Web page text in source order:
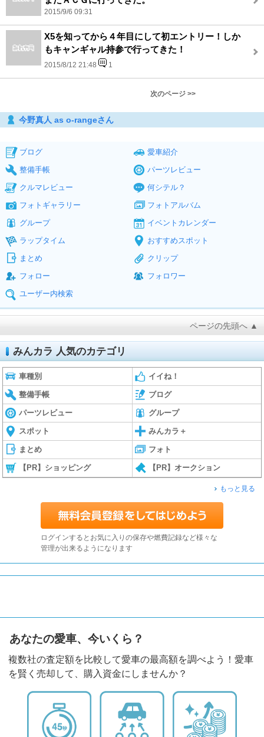
2015/9/6 09:31
X5を知ってから４年目にして初エントリー！しか
もキャンギャル持参で行ってきた！
2015/8/12 21:48 1
次のページ >>
今野真人 as o-rangeさん
ブログ
愛車紹介
整備手帳
パーツレビュー
クルマレビュー
何シテル？
フォトギャラリー
フォトアルバム
グループ
イベントカレンダー
ラップタイム
おすすめスポット
まとめ
クリップ
フォロー
フォロワー
ユーザー内検索
ページの先頭へ ▲
みんカラ 人気のカテゴリ
車種別 イイね！
整備手帳 ブログ
パーツレビュー グループ
スポット みんカラ＋
まとめ フォト
【PR】ショッピング 【PR】オークション
もっと見る
ログインするとお気に入りの保存や燃費記録など様々な
管理が出来るようになります
あなたの愛車、今いくら？
複数社の査定額を比較して愛車の最高額を調べよう！愛車
を賢く売却して、購入資金にしませんか？